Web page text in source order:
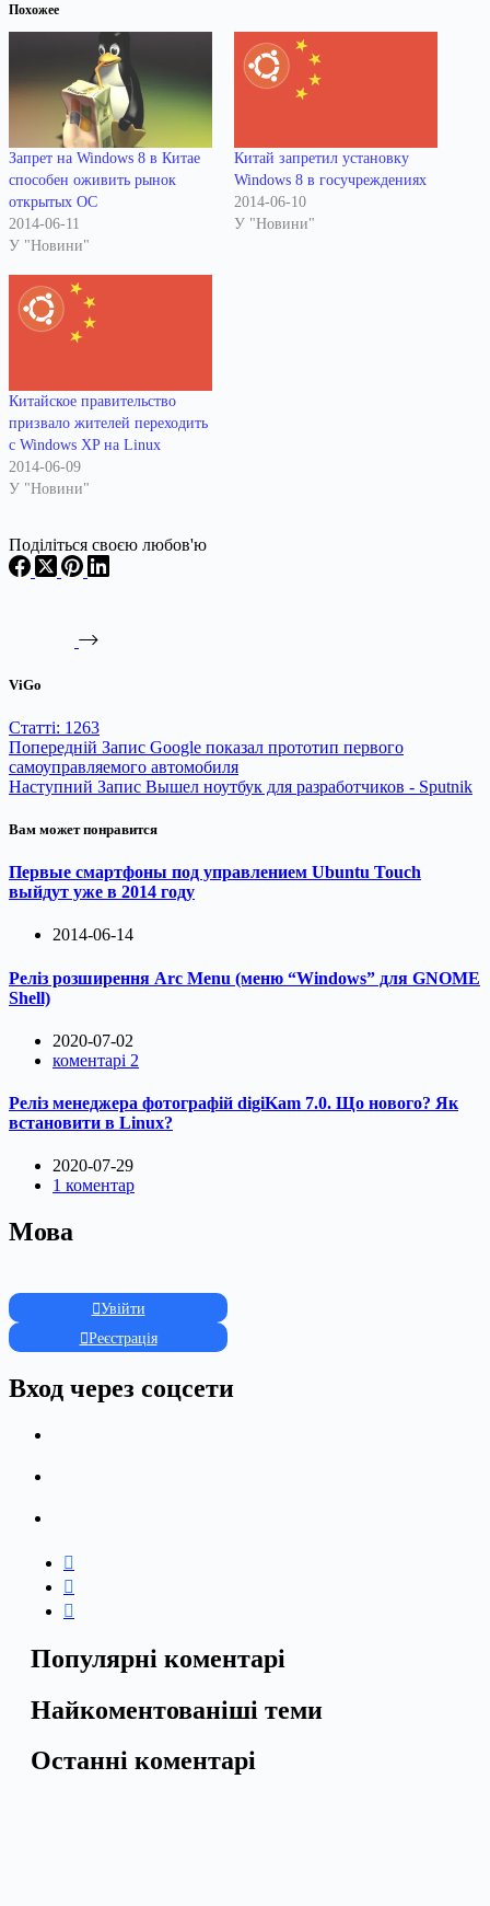
Похожее
Запрет на Windows 8 в Китае
способен оживить рынок
открытых ОС
2014-06-11
У "Новини"
Китай запретил установку
Windows 8 в госучреждениях
2014-06-10
У "Новини"
Китайское правительство
призвало жителей переходить
с Windows XP на Linux
2014-06-09
У "Новини"
Поділіться своєю любов'ю
ViGo
Статті: 1263
Попередній Запис Google показал прототип первого
самоуправляемого автомобиля
Наступний Запис Вышел ноутбук для разработчиков - Sputnik
Вам может понравится
Первые смартфоны под управлением Ubuntu Touch
выйдут уже в 2014 году
2014-06-14
Реліз розширення Arc Menu (меню “Windows” для GNOME
Shell)
2020-07-02
коментарі 2
Реліз менеджера фотографій digiKam 7.0. Що нового? Як
встановити в Linux?
2020-07-29
1 коментар
Мова
Увійти
Реєстрація
Вход через соцсети
Популярні коментарі
Найкоментованіші теми
Останні коментарі